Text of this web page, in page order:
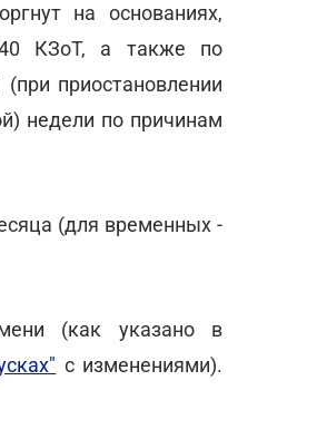
на основаниях,
КЗоТ, а также по
приостановлении
недели по причинам
(для временных -
(как указано в
с изменениями).